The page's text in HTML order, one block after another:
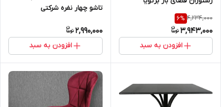
4,234,000
6%
3,943,000
افزودن به سبد
تاشو چهار نفره شرکتی
2,990,000
افزودن به سبد